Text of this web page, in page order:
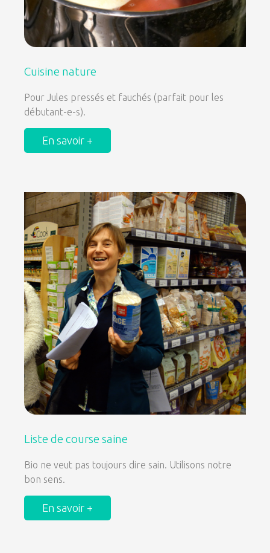
Cuisine nature
Pour Jules pressés et fauchés (parfait pour les
débutant-e-s).
En savoir +
Liste de course saine
Bio ne veut pas toujours dire sain. Utilisons notre
bon sens.
En savoir +